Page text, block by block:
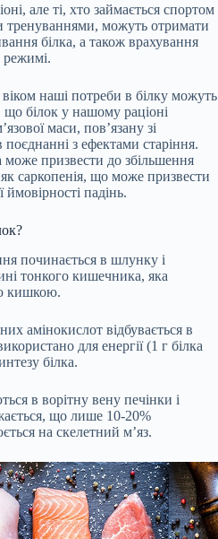
але ті, хто займається спортом
тренуваннями, можуть отримати
білка, а також врахування
режимі.
наші потреби в білку можуть
що білок у нашому раціоні
маси, пов’язану зі
з ефектами старіння.
призвести до збільшення
саркопенія, що може призвести
ймовірності падінь.
починається в шлунку і
тонкого кишечника, яка
кишкою.
амінокислот відбувається в
для енергії (1 г білка
білка.
в ворітну вену печінки і
що лише 10-20%
на скелетний м’яз.